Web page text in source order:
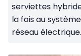
serviettes
la fois au
réseau électrique.